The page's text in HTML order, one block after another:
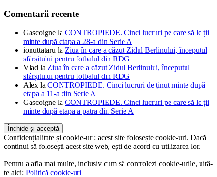
Comentarii recente
Gascoigne la CONTROPIEDE. Cinci lucruri pe care să le ții
minte după etapa a 28-a din Serie A
ionuttataru la Ziua în care a căzut Zidul Berlinului, începutul
sfârșitului pentru fotbalul din RDG
Vlad la Ziua în care a căzut Zidul Berlinului, începutul
sfârșitului pentru fotbalul din RDG
Alex la CONTROPIEDE. Cinci lucruri de ținut minte după
etapa a 11-a din Serie A
Gascoigne la CONTROPIEDE. Cinci lucruri pe care să le ții
minte după etapa a patra din Serie A
Confidențialitate și cookie-uri: acest site folosește cookie-uri. Dacă
continui să folosești acest site web, ești de acord cu utilizarea lor.
Pentru a afla mai multe, inclusiv cum să controlezi cookie-urile, uită-
te aici: Politică cookie-uri